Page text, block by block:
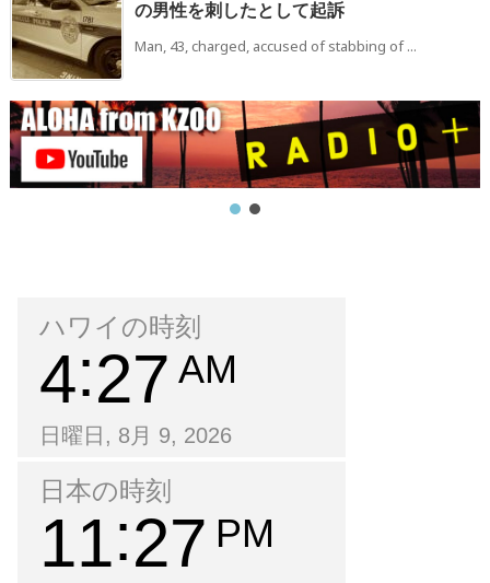
の男性を刺したとして起訴
Man, 43, charged, accused of stabbing of ...
ハワイの時刻
4 27 AM
日曜日, 8月 9, 2026
日本の時刻
11 27 PM